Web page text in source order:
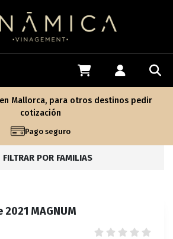
Mallorca, para otros destinos pedir
cotización
Pago seguro
FILTRAR POR FAMILIAS
2021 MAGNUM